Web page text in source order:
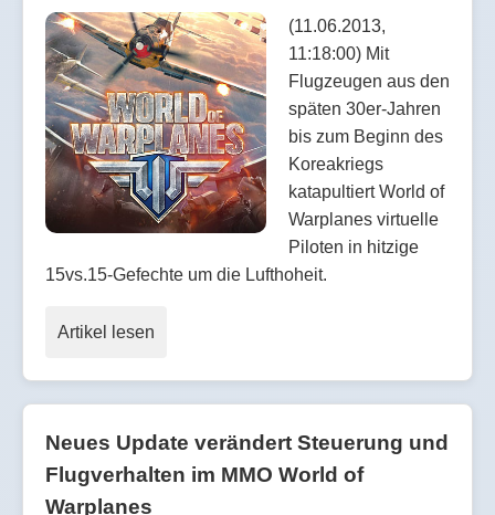
(11.06.2013,
11:18:00) Mit
Flugzeugen aus den
späten 30er-Jahren
bis zum Beginn des
Koreakriegs
katapultiert World of
Warplanes virtuelle
Piloten in hitzige
15vs.15-Gefechte um die Lufthoheit.
Artikel lesen
Neues Update verändert Steuerung und
Flugverhalten im MMO World of
Warplanes